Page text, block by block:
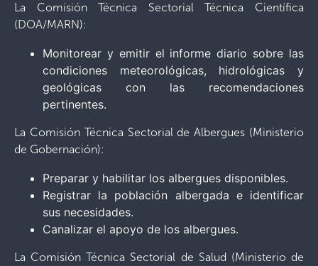
La Comisión Técnica Sectorial Técnica Científica
(DOA/MARN):
Monitorear y emitir el informe diario sobre las
condiciones meteorológicas, hidrológicas y
geológicas con las recomendaciones
pertinentes.
La Comisión Técnica Sectorial de Albergues (Ministerio
de Gobernación):
Preparar y habilitar los albergues disponibles.
Registrar la población albergada e identificar
sus necesidades.
Canalizar el apoyo de los albergues.
La Comisión Técnica Sectorial de Salud (Ministerio de